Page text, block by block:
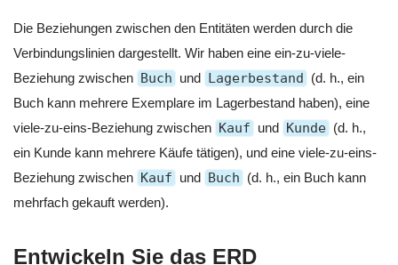
Die Beziehungen zwischen den Entitäten werden durch die
Verbindungslinien dargestellt. Wir haben eine ein-zu-viele-
Beziehung zwischen Buch und Lagerbestand
(d. h., ein
Buch kann mehrere Exemplare im Lagerbestand haben), eine
viele-zu-eins-Beziehung zwischen Kauf und Kunde (d. h.,
ein Kunde kann mehrere Käufe tätigen), und eine viele-zu-eins-
Beziehung zwischen Kauf und Buch (d. h., ein Buch kann
mehrfach gekauft werden).
Entwickeln Sie das ERD